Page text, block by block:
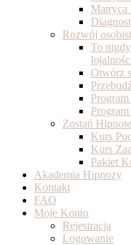
Matryca
Rozwój
To
Otwórz
Zostań
Kurs
Kurs
Pakiet
Akademia Hipnozy
Kontakt
FAQ
Moje Konto
Rejestracja
Logowanie